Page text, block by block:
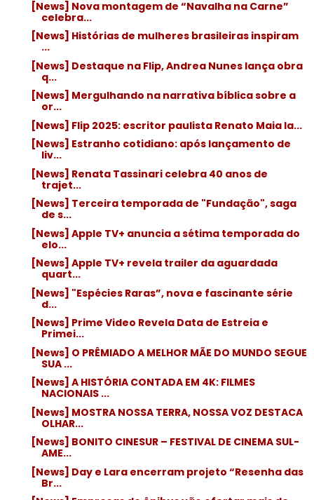
[News] Nova montagem de “Navalha na Carne”
celebra...
[News] Histórias de mulheres brasileiras inspiram
...
[News] Destaque na Flip, Andrea Nunes lança obra
q...
[News] Mergulhando na narrativa bíblica sobre a
or...
[News] Flip 2025: escritor paulista Renato Maia la...
[News] Estranho cotidiano: após lançamento de
liv...
[News] Renata Tassinari celebra 40 anos de
trajet...
[News] Terceira temporada de "Fundação", saga
de s...
[News] Apple TV+ anuncia a sétima temporada do
elo...
[News] Apple TV+ revela trailer da aguardada
quart...
[News] "Espécies Raras”, nova e fascinante série
d...
[News] Prime Video Revela Data de Estreia e
Primei...
[News] O PRÊMIADO A MELHOR MÃE DO MUNDO SEGUE
SUA ...
[News] A HISTÓRIA CONTADA EM 4K: FILMES
NACIONAIS ...
[News] MOSTRA NOSSA TERRA, NOSSA VOZ DESTACA
OLHAR...
[News] BONITO CINESUR – FESTIVAL DE CINEMA SUL-
AME...
[News] Day e Lara encerram projeto “Resenha das
Br...